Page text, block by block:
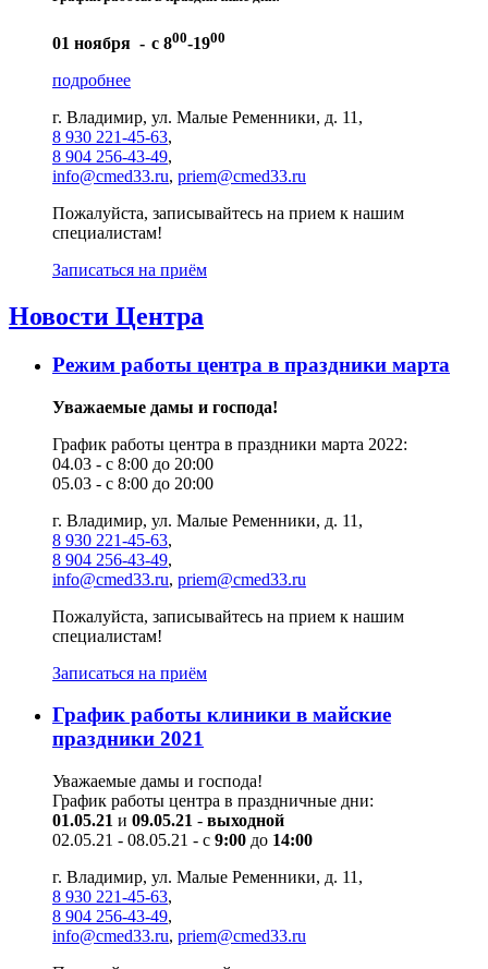
01 ноября - с 800-1900
подробнее
г. Владимир, ул. Малые Ременники, д. 11,
8 930 221-45-63,
8 904 256-43-49,
info@cmed33.ru, priem@cmed33.ru
Пожалуйста, записывайтесь на прием к нашим
специалистам!
Записаться на приём
Новости Центра
Режим работы центра в праздники марта
Уважаемые дамы и господа!
График работы центра в праздники марта 2022:
04.03 - с 8:00 до 20:00
05.03 - с 8:00 до 20:00
г. Владимир, ул. Малые Ременники, д. 11,
8 930 221-45-63,
8 904 256-43-49,
info@cmed33.ru, priem@cmed33.ru
Пожалуйста, записывайтесь на прием к нашим
специалистам!
Записаться на приём
График работы клиники в майские
праздники 2021
Уважаемые дамы и господа!
График работы центра в праздничные дни:
01.05.21 и 09.05.21 - выходной
02.05.21 - 08.05.21 - с 9:00 до 14:00
г. Владимир, ул. Малые Ременники, д. 11,
8 930 221-45-63,
8 904 256-43-49,
info@cmed33.ru, priem@cmed33.ru